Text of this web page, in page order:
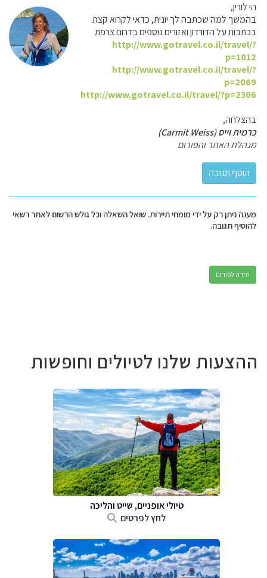
הי לורין,
בהמשך למה שכתבה לך יונית, כדאי לקרוא קצת
בכתבות על הדורדון ואזורים נוספים בדרום צרפת
http://www.gotravel.co.il/travel/?
p=1012
http://www.gotravel.co.il/travel/?
p=2069
http://www.gotravel.co.il/travel/?p=2306
בהצלחה,
כרמית וייס (Carmit Weiss)
מנהלת האתר והפורום
מענה ניתן רק על ידי מומחי תיירות. שואל השאלה וכל גולש הרשום לאתר רשאי
להוסיף תגובה.
חזרה לפורום
ההצעות שלנו לטיולים וחופשות
טיולי אופניים, שייט והליכה
לחץ לפרטים